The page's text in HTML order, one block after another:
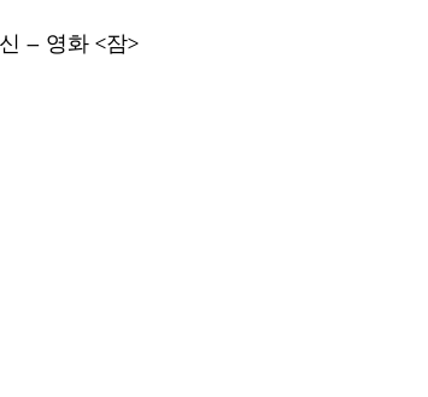
– 영화 <잠>